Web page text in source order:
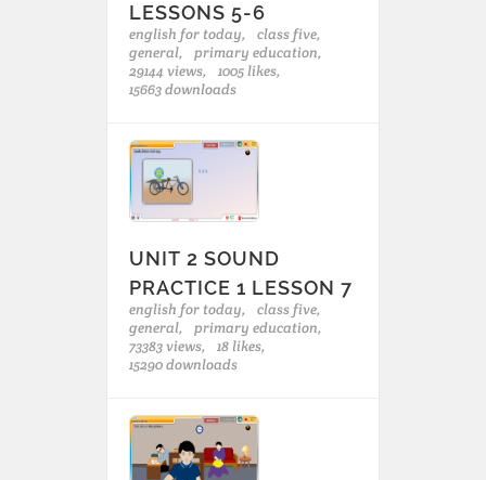
LESSONS 5-6
english for today,
class five,
general,
primary education,
29144 views,
1005 likes,
15663 downloads
UNIT 2 SOUND
PRACTICE 1 LESSON 7
english for today,
class five,
general,
primary education,
73383 views,
18 likes,
15290 downloads